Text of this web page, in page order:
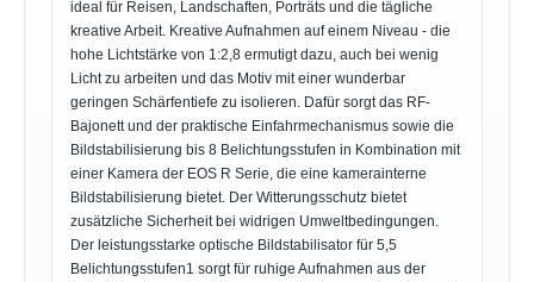
ideal für Reisen, Landschaften, Porträts und die tägliche
kreative Arbeit. Kreative Aufnahmen auf einem Niveau - die
hohe Lichtstärke von 1:2,8 ermutigt dazu, auch bei wenig
Licht zu arbeiten und das Motiv mit einer wunderbar
geringen Schärfentiefe zu isolieren. Dafür sorgt das RF-
Bajonett und der praktische Einfahrmechanismus sowie die
Bildstabilisierung bis 8 Belichtungsstufen in Kombination mit
einer Kamera der EOS R Serie, die eine kamerainterne
Bildstabilisierung bietet. Der Witterungsschutz bietet
zusätzliche Sicherheit bei widrigen Umweltbedingungen.
Der leistungsstarke optische Bildstabilisator für 5,5
Belichtungsstufen1 sorgt für ruhige Aufnahmen aus der